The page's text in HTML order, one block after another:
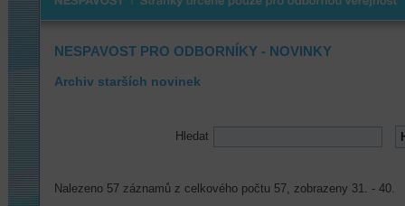
NESPAVOST PRO ODBORNÍKY - NOVINKY
Archiv starších novinek
Hledat
Nalezeno 57 záznamů z celkového počtu 57, zobrazeny 31. - 40.